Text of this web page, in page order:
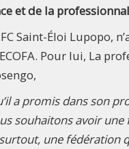
et de la
Saint-Éloi Lupopo,
Pour lui, La
a promis dans son
souhaitons avoir une
une fédération